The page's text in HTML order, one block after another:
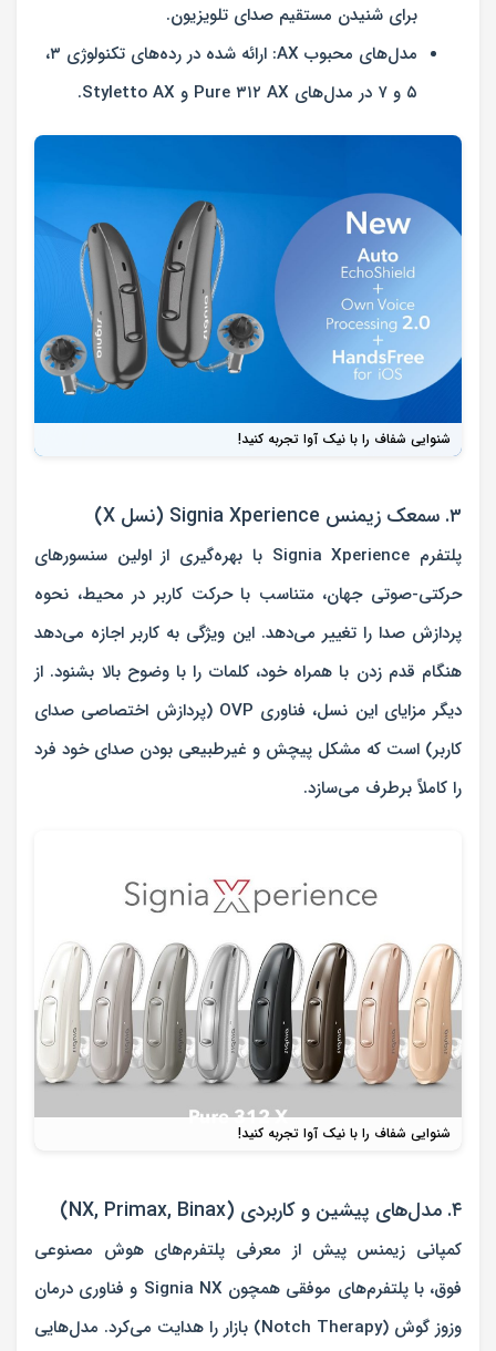
برای شنیدن مستقیم صدای تلویزیون.
مدل‌های محبوب AX:
ارائه شده در رده‌های تکنولوژی ۳،
۵ و ۷ در مدل‌های Pure ۳۱۲ AX و Styletto AX.
شنوایی شفاف را با نیک آوا تجربه کنید!
۳. سمعک زیمنس Signia Xperience (نسل X)
پلتفرم Signia Xperience با بهره‌گیری از اولین سنسورهای
حرکتی-صوتی جهان، متناسب با حرکت کاربر در محیط، نحوه
پردازش صدا را تغییر می‌دهد. این ویژگی به کاربر اجازه می‌دهد
هنگام قدم زدن با همراه خود، کلمات را با وضوح بالا بشنود. از
دیگر مزایای این نسل، فناوری OVP (پردازش اختصاصی صدای
کاربر) است که مشکل پیچش و غیرطبیعی بودن صدای خود فرد
را کاملاً برطرف می‌سازد.
شنوایی شفاف را با نیک آوا تجربه کنید!
۴. مدل‌های پیشین و کاربردی (NX, Primax, Binax)
کمپانی زیمنس پیش از معرفی پلتفرم‌های هوش مصنوعی
فوق، با پلتفرم‌های موفقی همچون Signia NX و فناوری درمان
وزوز گوش (Notch Therapy) بازار را هدایت می‌کرد. مدل‌هایی